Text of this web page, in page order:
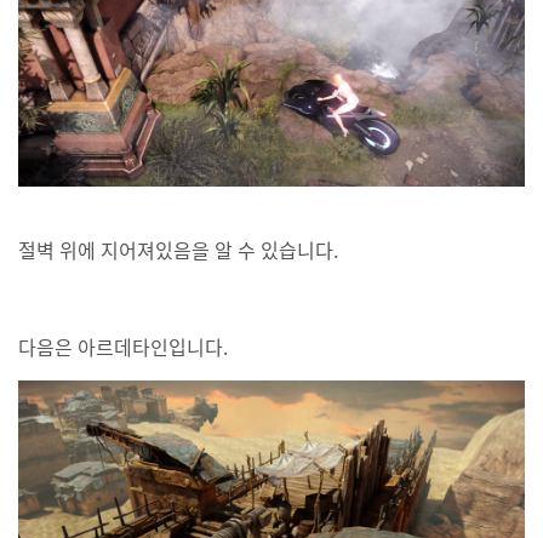
절벽 위에 지어져있음을 알 수 있습니다.
다음은 아르데타인입니다.